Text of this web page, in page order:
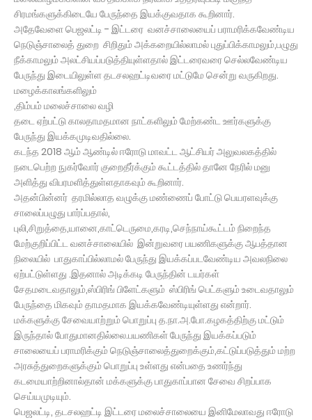
சிரமங்களுக்கிடையே பேருந்தை இயக்குவதாக கூறினார்.
அதேவேளை பெஜலட்டி - இட்டரை வனச்சாலையைப் பராமரிக்கவேண்டிய
நெடுஞ்சாலைத் துறை சிறிதும் அக்கறையில்லாமல் புதுப்பிக்காமலும்,பழுது
நீக்காமலும் அலட்சியப்படுத்தியுள்ளதால் இட்டரைவரை செல்லவேண்டிய
பேருந்து இடையிலுள்ள தடசலஹட்டிவரை மட்டுமே சென்று வருகிறது.
மழைக்காலங்களிலும்
,திம்பம் மலைச்சாலை வழி
தடை ஏற்பட்டு காலதாமதமான நாட்களிலும் மேற்கண்ட ஊர்களுக்கு
பேருந்து இயக்கமுடிவதில்லை.
கடந்த 2018 ஆம் ஆண்டில் ஈரோடு மாவட்ட ஆட்சியர் அலுவலகத்தில்
நடைபெற்ற நுகர்வோர் குறைதீர்க்கும் கூட்டத்தில் தானே நேரில் மனு
அளித்து விபரமளித்துள்ளதாகவும் கூறினார்.
அதன்பின்னர் தரமில்லாத வழுக்கு மண்ணைப் போட்டு பெயரளவுக்கு
சாலைப்பழுது பார்ப்பதால்,
புலி,சிறுத்தை,யானை,காட்டெருமை,கரடி,செந்நாய்கூட்டம் நிறைந்த
மேற்குறிப்பிட்ட வனச்சாலையில் இன்றுவரை பயணிகளுக்கு ஆபத்தான
நிலையில் பாதுகாப்பில்லாமல் பேருந்து இயக்கப்படவேண்டிய அவலநிலை
ஏற்பட்டுள்ளது .இதனால் அடிக்கடி பேருந்தின் டயர்கள்
சேதமடைவதாலும்,ஸ்பிரிங் பிளேட்களும் ஸ்பிரிங் பெட்களும் உடைவதாலும்
பேருந்தை மிகவும் தாமதமாக இயக்கவேண்டியுள்ளது என்றார்.
மக்களுக்கு சேவையாற்றும் பொறுப்பு த.நா.அ.போ.கழகத்திற்கு மட்டும்
இருந்தால் போதுமானதில்லை.பயணிகள் பேருந்து இயக்கப்படும்
சாலையைப் பராமரிக்கும் நெடுஞ்சாலைத்துறைக்கும்,கட்டுப்படுத்தும் மற்ற
அரசுத்துறைகளுக்கும் பொறுப்பு உள்ளது என்பதை உணர்ந்து
கடமையாற்றினால்தான் மக்களுக்கு பாதுகாப்பான சேவை சிறப்பாக
செய்யமுடியும்.
பெஜலட்டி, தடசலஹட்டி இட்டரை மலைச்சாலையை இனிமேலாவது ஈரோடு